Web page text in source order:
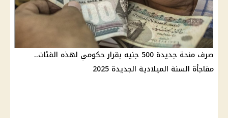
صرف منحة جديدة 500 جنيه بقرار حكومي لهذه الفئات..
مفاجأة السنة الميلادية الجديدة 2025